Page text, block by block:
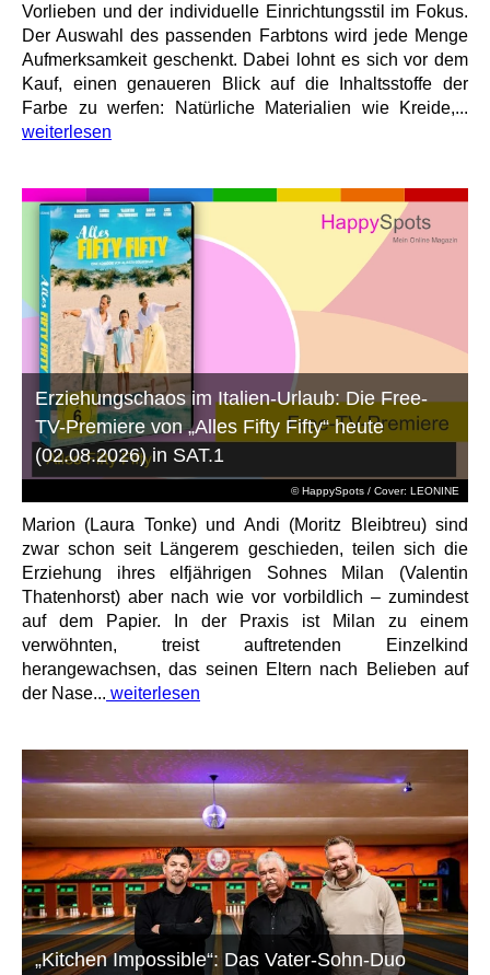
Vorlieben und der individuelle Einrichtungsstil im Fokus.
Der Auswahl des passenden Farbtons wird jede Menge
Aufmerksamkeit geschenkt. Dabei lohnt es sich vor dem
Kauf, einen genaueren Blick auf die Inhaltsstoffe der
Farbe zu werfen: Natürliche Materialien wie Kreide,...
weiterlesen
© HappySpots / Cover: LEONINE
Erziehungschaos im Italien-Urlaub: Die Free-
TV-Premiere von „Alles Fifty Fifty“ heute
(02.08.2026) in SAT.1
Marion (Laura Tonke) und Andi (Moritz Bleibtreu) sind
zwar schon seit Längerem geschieden, teilen sich die
Erziehung ihres elfjährigen Sohnes Milan (Valentin
Thatenhorst) aber nach wie vor vorbildlich – zumindest
auf dem Papier. In der Praxis ist Milan zu einem
verwöhnten, treist auftretenden Einzelkind
herangewachsen, das seinen Eltern nach Belieben auf
der Nase... weiterlesen
„Kitchen Impossible“: Das Vater-Sohn-Duo